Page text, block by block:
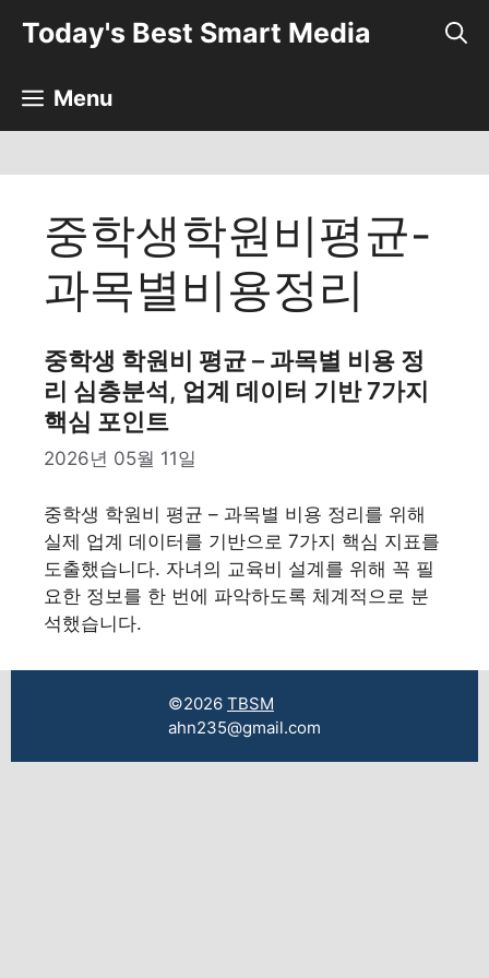
뛰
Today's Best Smart Media
Menu
중학생학원비평균-
과목별비용정리
중학생 학원비 평균 – 과목별 비용 정
리 심층분석, 업계 데이터 기반 7가지
핵심 포인트
2026년 05월 11일
중학생 학원비 평균 – 과목별 비용 정리를 위해
실제 업계 데이터를 기반으로 7가지 핵심 지표를
도출했습니다. 자녀의 교육비 설계를 위해 꼭 필
요한 정보를 한 번에 파악하도록 체계적으로 분
석했습니다.
©2026 TBSM
ahn235@gmail.com